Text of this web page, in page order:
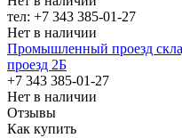
тел: +7 343 385-01-27
Нет в наличии
Промышленный проезд
проезд 2Б
+7 343 385-01-27
Нет в наличии
Отзывы
Как купить